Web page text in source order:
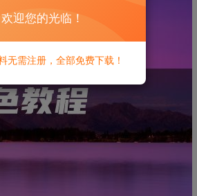
欢迎您的光临！
无需注册，全部免费下载！